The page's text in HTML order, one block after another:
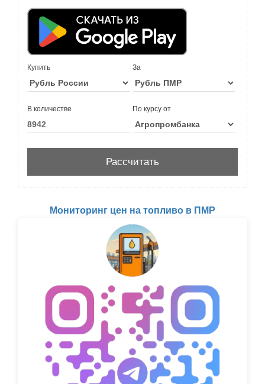
Купить За
В количестве По курсу от
Мониторинг цен на топливо в ПМР